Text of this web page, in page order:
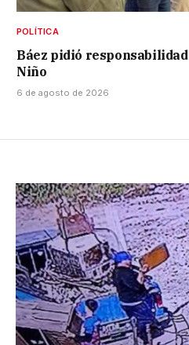
POLÍTICA
Báez pidió
Niño
6 de agosto de 2026